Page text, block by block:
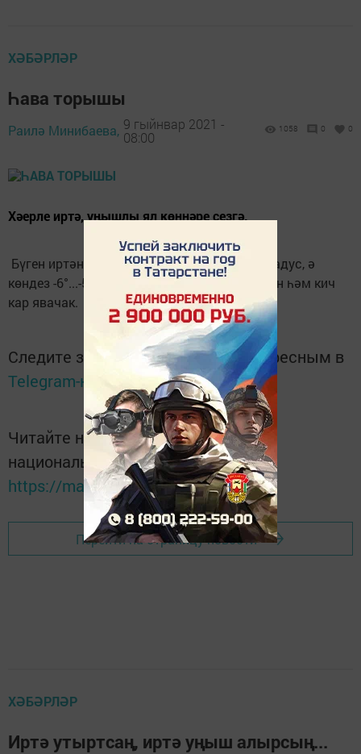
ХӘБӘРЛӘР
Һава торышы
Раилә Минибаева, 9 гыйнвар 2021 -
08:00
1058 0 0
Хәерле иртә, уңышлы ял көннәре сезгә.
Бүген иртән Әтнәдә температура -7°...-6° градус, ә
көндез -6°...-5° градус салкын булачак. Иртән һәм кич
кар явачак.
Следите за самым важным и интересным в
Telegram-канале
Татмедиа
Читайте новости Татарстана в
национальном мессенджере MАХ:
https://max.ru/tatmedia
Перейти на страницу новости
ХӘБӘРЛӘР
Иртә утыртсаң, иртә уңыш алырсың...